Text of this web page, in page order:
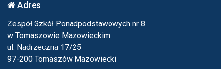
Adres
Zespół Szkół Ponadpodstawowych nr 8
w Tomaszowie Mazowieckim
ul. Nadrzeczna 17/25
97-200 Tomaszów Mazowiecki